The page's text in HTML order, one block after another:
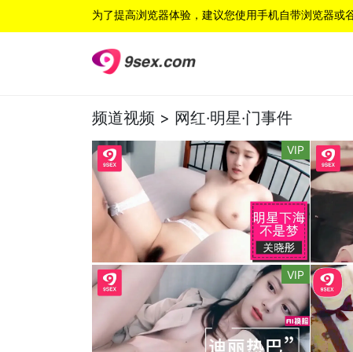
为了提高浏览器体验，建议您使用手机自带浏览器或
频道视频 > 网红·明星·门事件
VIP
VIP